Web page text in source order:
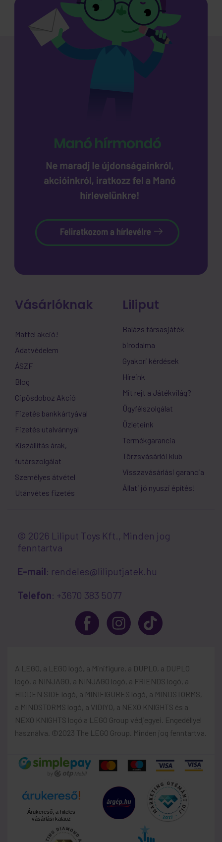
Vásárlóknak
Mattel akció!
Adatvédelem
ÁSZF
Blog
Cipősdoboz Akció
Fizetés bankkártyával
Fizetés utalvánnyal
Kiszállítás árak,
futárszolgálat
Személyes átvétel
Utánvétes fizetés
Liliput
Balázs társasjáték
birodalma
Gyakori kérdések
Híreink
Mit rejt a Játékvilág?
Ügyfélszolgálat
Üzleteink
Termékgarancia
Törzsvásárlói klub
Visszavásárlási garancia
Állati jó nyuszi építés!
© 2026 Liliput Toys Kft., Minden jog
fenntartva
E-mail: rendeles@liliputjatek.hu
Telefon: +3670 383 5077
A LEGO, a LEGO logó, a Minifigure, a DUPLO, a DUPLO
logó, a NINJAGO, a NINJAGO logó, a FRIENDS logó, a
HIDDEN SIDE logó, a MINIFIGURES logó, a MINDSTORMS,
a MINDSTORMS logó, a VIDIYO, a NEXO KNIGHTS és a
NEXO KNIGHTS logó a LEGO Group védjegyei. Engedéllyel
használva. ©2023 The LEGO Group. Minden jog fenntartva.
Árukereső, a hiteles
vásárlási kalauz